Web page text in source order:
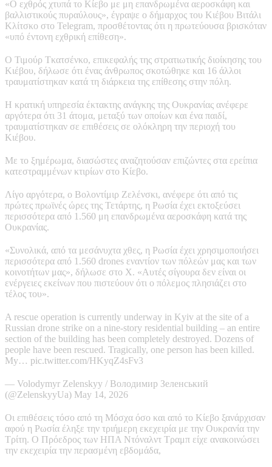
«Ο εχθρός χτυπά το Κίεβο με μη επανδρωμένα αεροσκάφη και
βαλλιστικούς πυραύλους», έγραψε ο δήμαρχος του Κιέβου Βιτάλι
Κλίτσκο στο Telegram, προσθέτοντας ότι η πρωτεύουσα βρισκόταν
«υπό έντονη εχθρική επίθεση».
Ο Τιμούρ Τκατσένκο, επικεφαλής της στρατιωτικής διοίκησης του
Κιέβου, δήλωσε ότι ένας άνθρωπος σκοτώθηκε και 16 άλλοι
τραυματίστηκαν κατά τη διάρκεια της επίθεσης στην πόλη.
Η κρατική υπηρεσία έκτακτης ανάγκης της Ουκρανίας ανέφερε
αργότερα ότι 31 άτομα, μεταξύ των οποίων και ένα παιδί,
τραυματίστηκαν σε επιθέσεις σε ολόκληρη την περιοχή του
Κιέβου.
Με το ξημέρωμα, διασώστες αναζητούσαν επιζώντες στα ερείπια
κατεστραμμένων κτιρίων στο Κίεβο.
Λίγο αργότερα, ο Βολοντίμιρ Ζελένσκι, ανέφερε ότι από τις
πρώτες πρωϊνές ώρες της Τετάρτης, η Ρωσία έχει εκτοξεύσει
περισσότερα από 1.560 μη επανδρωμένα αεροσκάφη κατά της
Ουκρανίας.
«Συνολικά, από τα μεσάνυχτα χθες, η Ρωσία έχει χρησιμοποιήσει
περισσότερα από 1.560 drones εναντίον των πόλεών μας και των
κοινοτήτων μας», δήλωσε στο X. «Αυτές σίγουρα δεν είναι οι
ενέργειες εκείνων που πιστεύουν ότι ο πόλεμος πλησιάζει στο
τέλος του».
A rescue operation is currently underway in Kyiv at the site of a
Russian drone strike on a nine-story residential building – an entire
section of the building has been completely destroyed. Dozens of
people have been rescued. Tragically, one person has been killed.
My… pic.twitter.com/HKyqZ4sFv3
— Volodymyr Zelenskyy / Володимир Зеленський
(@ZelenskyyUa) May 14, 2026
Οι επιθέσεις τόσο από τη Μόσχα όσο και από το Κίεβο ξανάρχισαν
αφού η Ρωσία έληξε την τριήμερη εκεχειρία με την Ουκρανία την
Τρίτη. Ο Πρόεδρος των ΗΠΑ Ντόναλντ Τραμπ είχε ανακοινώσει
την εκεχειρία την περασμένη εβδομάδα,